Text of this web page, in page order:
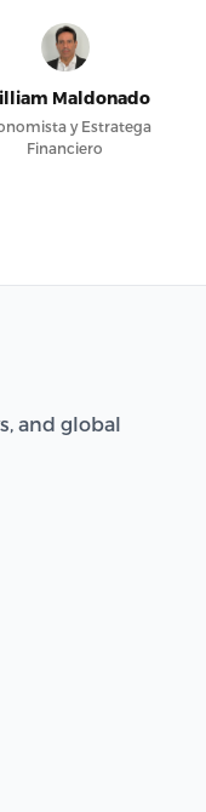
Maldonado
y Estratega
Financiero
and global